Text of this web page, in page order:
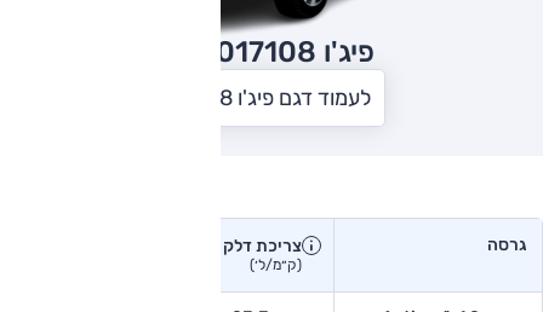
פיג'ו 108 2017
לעמוד דגם פיג'ו 108
גרסה צריכת דלק יצרן
(ק״מ/ל׳)